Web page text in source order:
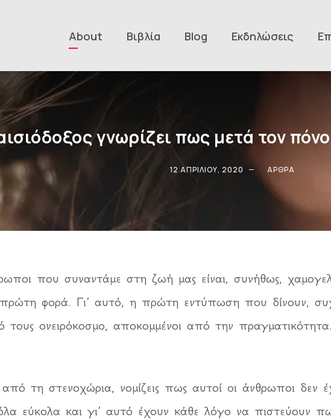
About Βιβλία Blog Εκδηλώσεις
γνωρίζει πως μετά τον
12 ΑΠΡΙΛΊΟΥ, 2020 ΆΡΘΡΑ
που συναντάμε στη ζωή μας είναι, συνήθως,
φορά. Γι’ αυτό, η πρώτη εντύπωση που δίνουν,
τους ονειρόκοσμο, αποκομμένοι από την
τη στενοχώρια, νομίζεις πως αυτοί οι άνθρωποι
εύκολα και γι’ αυτό έχουν κάθε λόγο να πιστεύουν